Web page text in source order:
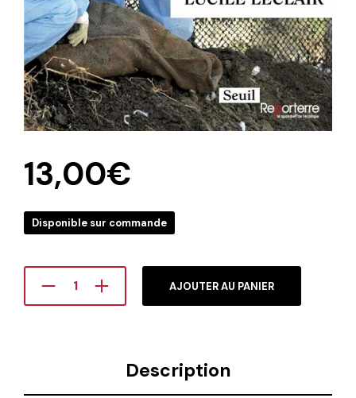
13,00€
Disponible sur commande
AJOUTER AU PANIER
Description